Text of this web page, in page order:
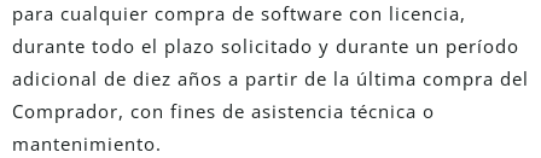
para cualquier compra de software con licencia,
durante todo el plazo solicitado y durante un período
adicional de diez años a partir de la última compra del
Comprador, con fines de asistencia técnica o
mantenimiento.